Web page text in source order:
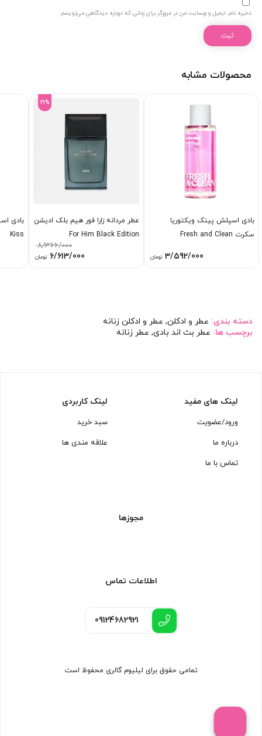
ذخیره نام، ایمیل و وبسایت من در مرورگر برای زمانی که دوباره دیدگاهی می‌نویسم.
محصولات مشابه
بادی اسپلش پینک ویکتوریا
سکرت Fresh and Clean
3/592/000 تومان
21%
عطر مردانه زارا فور هیم بلک ادیشن
For Him Black Edition
8/366/000
قیمت
6/613/000 تومانقیمت
Kiss
دسته بندی: عطر و ادکلن, عطر و ادکلن زنانه
برچسب ها: عطر بث اند بادی, عطر زنانه
لینک های مفید
ورود/عضویت
درباره ما
تماس با ما
لینک کاربردی
سبد خرید
علاقه مندی ها
مجوزها
اطلاعات تماس
09124682921
تمامی حقوق برای لیلیوم گالری محفوظ است